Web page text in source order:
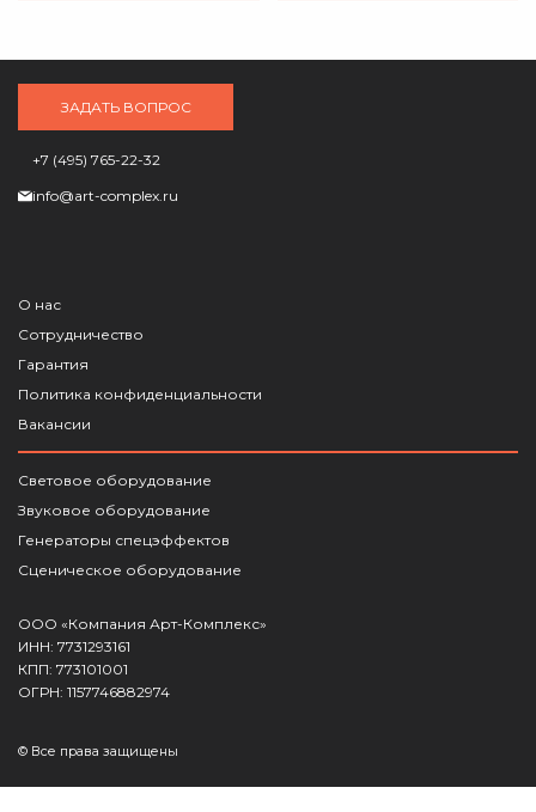
ЗАДАТЬ ВОПРОС
+7 (495) 765-22-32
info@art-complex.ru
О нас
Сотрудничество
Гарантия
Политика конфиденциальности
Вакансии
Световое оборудование
Звуковое оборудование
Генераторы спецэффектов
Сценическое оборудование
ООО «Компания Арт-Комплекс»
ИНН: 7731293161
КПП: 773101001
ОГРН: 1157746882974
© Все права защищены